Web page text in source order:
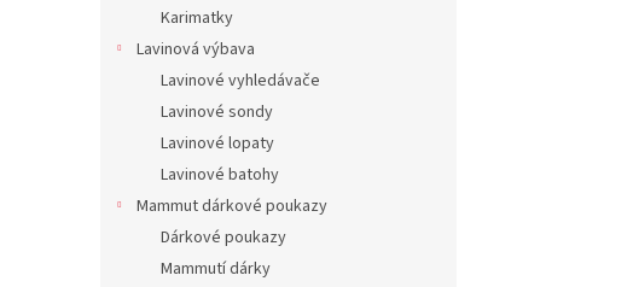
Karimatky
Lavinová výbava
Lavinové vyhledávače
Lavinové sondy
Lavinové lopaty
Lavinové batohy
Mammut dárkové poukazy
Dárkové poukazy
Mammutí dárky